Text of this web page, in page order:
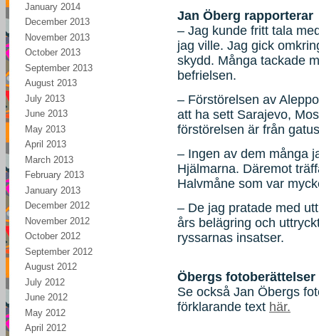
January 2014
December 2013
November 2013
October 2013
September 2013
August 2013
July 2013
June 2013
May 2013
April 2013
March 2013
February 2013
January 2013
December 2012
November 2012
October 2012
September 2012
August 2012
July 2012
June 2012
May 2012
April 2012
Jan Öberg rapporterar
– Jag kunde fritt tala
jag ville. Jag gick
skydd. Många tackade
befrielsen.
– Förstörelsen av
att ha sett Sarajevo,
förstörelsen är från
– Ingen av dem många
Hjälmarna. Däremot
Halvmåne som var
– De jag pratade med
års belägring och
ryssarnas insatser.
Öbergs fotoberättelser
Se också Jan Öbergs
förklarande text här.